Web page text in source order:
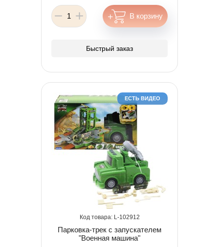
Быстрый заказ
ЕСТЬ ВИДЕО
102912
Парковка-трек с запускателем
"Военная машина"